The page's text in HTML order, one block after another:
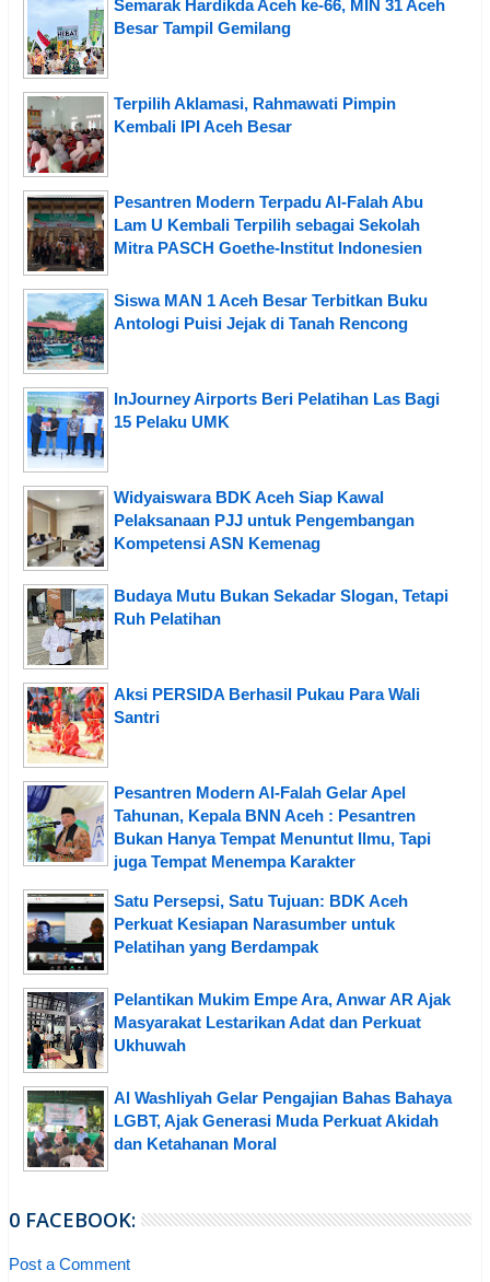
Semarak Hardikda Aceh ke-66, MIN 31 Aceh
Besar Tampil Gemilang
Terpilih Aklamasi, Rahmawati Pimpin
Kembali IPI Aceh Besar
Pesantren Modern Terpadu Al-Falah Abu
Lam U Kembali Terpilih sebagai Sekolah
Mitra PASCH Goethe-Institut Indonesien
Siswa MAN 1 Aceh Besar Terbitkan Buku
Antologi Puisi Jejak di Tanah Rencong
InJourney Airports Beri Pelatihan Las Bagi
15 Pelaku UMK
Widyaiswara BDK Aceh Siap Kawal
Pelaksanaan PJJ untuk Pengembangan
Kompetensi ASN Kemenag
Budaya Mutu Bukan Sekadar Slogan, Tetapi
Ruh Pelatihan
Aksi PERSIDA Berhasil Pukau Para Wali
Santri
Pesantren Modern Al-Falah Gelar Apel
Tahunan, Kepala BNN Aceh : Pesantren
Bukan Hanya Tempat Menuntut Ilmu, Tapi
juga Tempat Menempa Karakter
Satu Persepsi, Satu Tujuan: BDK Aceh
Perkuat Kesiapan Narasumber untuk
Pelatihan yang Berdampak
Pelantikan Mukim Empe Ara, Anwar AR Ajak
Masyarakat Lestarikan Adat dan Perkuat
Ukhuwah
Al Washliyah Gelar Pengajian Bahas Bahaya
LGBT, Ajak Generasi Muda Perkuat Akidah
dan Ketahanan Moral
0 FACEBOOK:
Post a Comment